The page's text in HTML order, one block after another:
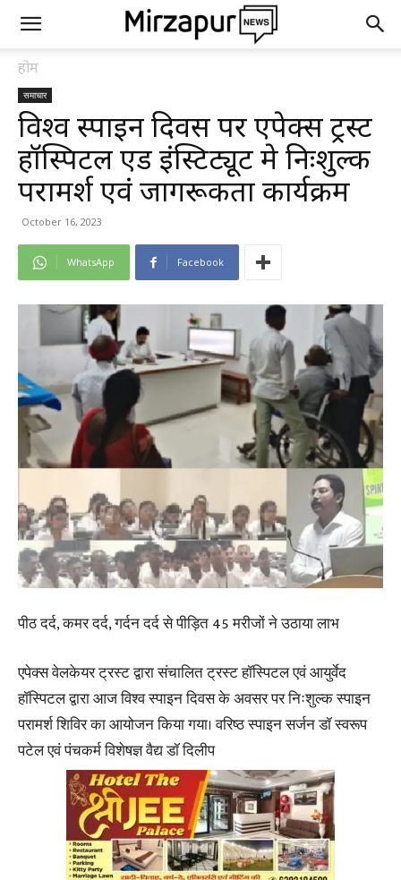
होम
समाचार
विश्व स्पाइन दिवस पर एपेक्स ट्रस्ट
हॉस्पिटल एंड इंस्टिट्यूट मे निःशुल्क
परामर्श एवं जागरूकता कार्यक्रम
October 16, 2023
WhatsApp Facebook
पीठ दर्द, कमर दर्द, गर्दन दर्द से पीड़ित 45 मरीजों ने उठाया लाभ
एपेक्स वेलकेयर ट्रस्ट द्वारा संचालित ट्रस्ट हॉस्पिटल एवं आयुर्वेद
हॉस्पिटल द्वारा आज विश्व स्पाइन दिवस के अवसर पर निःशुल्क स्पाइन
परामर्श शिविर का आयोजन किया गया। वरिष्ठ स्पाइन सर्जन डॉ स्वरूप
पटेल एवं पंचकर्म विशेषज्ञ वैद्य डॉ दिलीप